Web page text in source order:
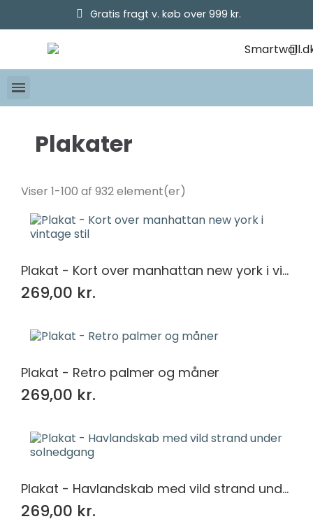
Gratis fragt v. køb over 999 kr.
Byer
239
Landskaber
156
Natur
Pris
30x40
932
40x60
50x70
62x93
917
70x100
Plakater
Viser 1-100 af 932 element(er)
Plakat - Kort over manhattan new york i vintage stil
269,00 kr.
Plakat - Retro palmer og måner
269,00 kr.
Plakat - Havlandskab med vild strand under solnedgang
269,00 kr.